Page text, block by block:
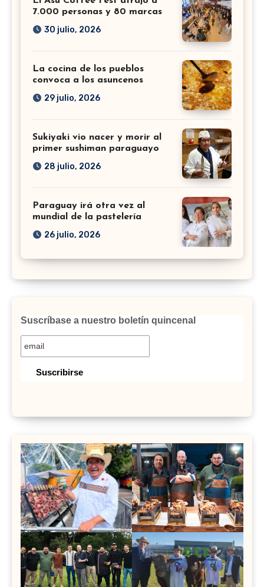
7.000 personas y 80 marcas
30 julio, 2026
La cocina de los pueblos
convoca a los asuncenos
29 julio, 2026
Sukiyaki vio nacer y morir al
primer sushiman paraguayo
28 julio, 2026
Paraguay irá otra vez al
mundial de la pastelería
26 julio, 2026
Suscríbase a nuestro boletín quincenal